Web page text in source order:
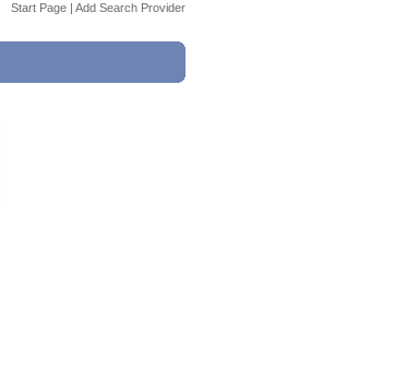
Start Page | Add Search Provider